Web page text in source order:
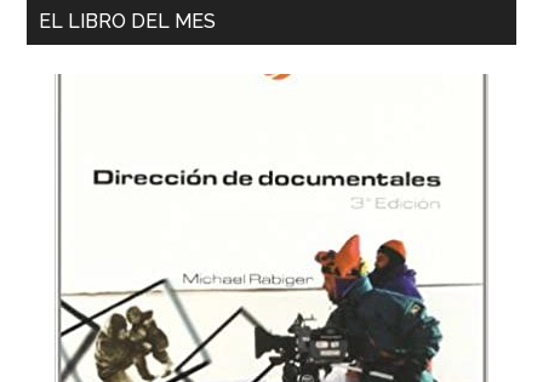
EL LIBRO DEL MES